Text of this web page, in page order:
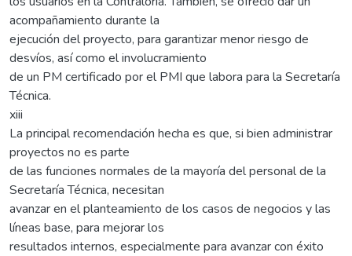
acompañamiento durante la
ejecución del proyecto, para garantizar menor riesgo de
desvíos, así como el involucramiento
de un PM certificado por el PMI que labora para la Secretaría
Técnica.
xiii
La principal recomendación hecha es que, si bien administrar
proyectos no es parte
de las funciones normales de la mayoría del personal de la
Secretaría Técnica, necesitan
avanzar en el planteamiento de los casos de negocios y las
líneas base, para mejorar los
resultados internos, especialmente para avanzar con éxito